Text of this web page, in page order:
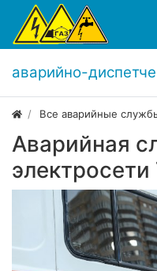
аварийно-
Все аварийные
Аварийная